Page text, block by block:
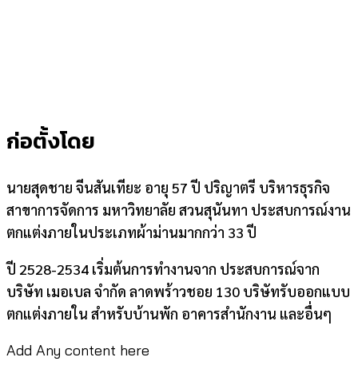
ก่อตั้งโดย
นายสุดชาย จีนสันเทียะ อายุ 57 ปี ปริญาตรี บริหารธุรกิจ
สาขาการจัดการ มหาวิทยาลัย สวนสุนันทา ประสบการณ์งาน
ตกแต่งภายในประเภทผ้าม่านมากกว่า 33 ปี
ปี 2528-2534 เริ่มต้นการทำงานจาก ประสบการณ์จาก
บริษัท เมอเบล จำกัด ลาดพร้าวชอย 130 บริษัทรับออกแบบ
ตกแต่งภายใน สำหรับบ้านพัก อาคารสำนักงาน และอื่นๆ
Add Any content here